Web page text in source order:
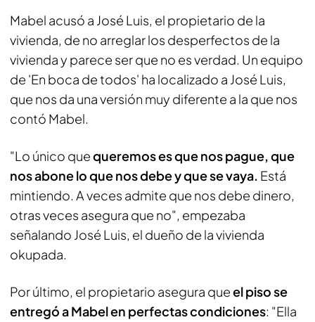
Mabel acusó a José Luis, el propietario de la
vivienda, de no arreglar los desperfectos de la
vivienda y parece ser que no es verdad. Un equipo
de 'En boca de todos' ha localizado a José Luis,
que nos da una versión muy diferente a la que nos
contó Mabel.
"Lo único quequeremos es que nos pague, que
nos abone lo que nos debe y que se vaya. Está
mintiendo. A veces admite que nos debe dinero,
otras veces asegura que no", empezaba
señalando José Luis, el dueño de la vivienda
okupada.
Por último, el propietario asegura queel piso se
entregó a Mabel en perfectas condiciones: "Ella